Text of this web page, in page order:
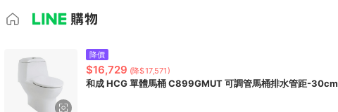
降價
$16,729 (降$17,571)
和成 HCG 單體馬桶 C899GMUT 可調管馬桶排水管距-30cm